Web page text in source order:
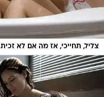
צליל, תחייכי, אז מה אם לא זכית